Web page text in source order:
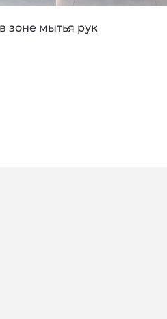
зоне мытья рук